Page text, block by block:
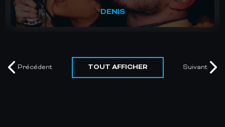
MURIEL
Précédent TOUT AFFICHER Suivant